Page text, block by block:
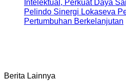
Intelektual, Perkuat Daya
Pelindo Sinergi Lokaseva
Pertumbuhan Berkelanjutan
Berita Lainnya